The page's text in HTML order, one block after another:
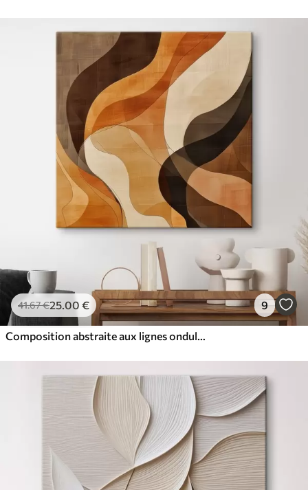
41.67€25.00 € 9
Composition abstraite aux lignes ondulées dynamiques, dans une palette de tons brun terre cuite